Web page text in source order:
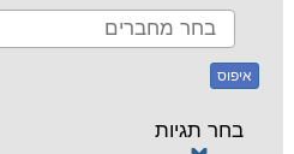
איפוס
בחר תגיות